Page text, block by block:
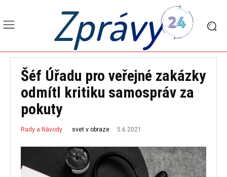
Zprávy
Šéf Úřadu pro veřejné zakázky
odmítl kritiku samospráv za
pokuty
Rady a Návody svet v obraze 5.6.2021